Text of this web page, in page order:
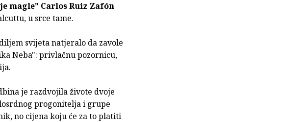
magle" Carlos Ruiz Zafón
u srce tame.
svijeta natjeralo da zavole
Neba": privlačnu pozornicu,
je razdvojila živote dvoje
progonitelja i grupe
no cijena koju će za to platiti